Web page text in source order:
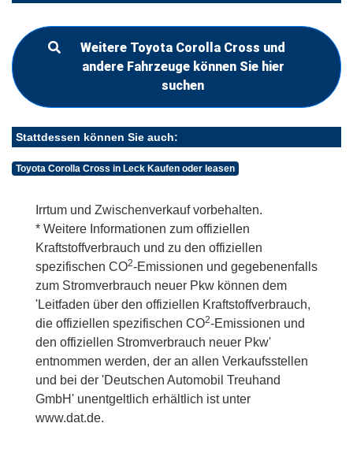
Weitere Toyota Corolla Cross und
andere Fahrzeuge können Sie hier
suchen
Stattdessen können Sie auch:
Toyota Corolla Cross in Leck Kaufen oder leasen
Irrtum und Zwischenverkauf vorbehalten.
* Weitere Informationen zum offiziellen
Kraftstoffverbrauch und zu den offiziellen
spezifischen CO2-Emissionen und gegebenenfalls
zum Stromverbrauch neuer Pkw können dem
'Leitfaden über den offiziellen Kraftstoffverbrauch,
die offiziellen spezifischen CO2-Emissionen und
den offiziellen Stromverbrauch neuer Pkw'
entnommen werden, der an allen Verkaufsstellen
und bei der 'Deutschen Automobil Treuhand
GmbH' unentgeltlich erhältlich ist unter
www.dat.de.